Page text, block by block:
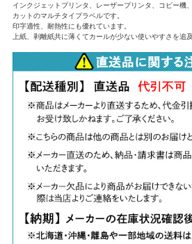
インクジェットプリンタ、レーザープリンタ、コピー機
カットのマルチタイプラベルです。
印字適性、耐熱性にも優れています。
上紙、剥離紙共に薄くてカールが少ない使いやすさを追